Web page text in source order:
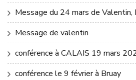
Message du 24 mars de Valentin,
Message de valentin
conférence à CALAIS 19 mars
conférence le 9 février à Bruay